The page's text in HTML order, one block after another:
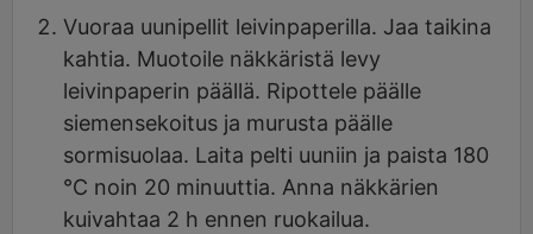
Vuoraa uunipellit leivinpaperilla. Jaa taikina
kahtia. Muotoile näkkäristä levy
leivinpaperin päällä. Ripottele päälle
siemensekoitus ja murusta päälle
sormisuolaa. Laita pelti uuniin ja paista 180
°C noin 20 minuuttia. Anna näkkärien
kuivahtaa 2 h ennen ruokailua.